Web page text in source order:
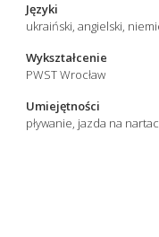
Języki
ukraiński, angielski,
Wykształcenie
PWST Wrocław
Umiejętności
pływanie, jazda na